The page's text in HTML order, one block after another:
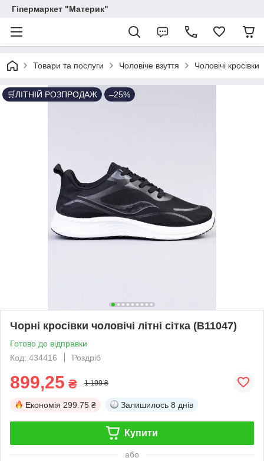
Гіпермаркет "Материк"
Товари та послуги Чоловіче взуття Чоловічі кросівки
🛒ЛІТНІЙ РОЗПРОДАЖ –25%
Чорні кросівки чоловічі літні сітка (B11047)
Готово до відправки
Код: 434416
Роздріб
899,25 ₴ 1 199 ₴
Економія 299.75 ₴ Залишилось 8 днів
Купити
або